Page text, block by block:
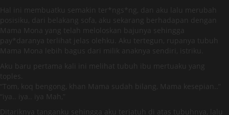
Hal ini membuatku semakin ter*ngs*ng, dan aku lalu merubah
posisiku, dari belakang sofa, aku sekarang berhadapan dengan
Mama Mona yang telah meloloskan bajunya sehingga
pay*daranya terlihat jelas olehku. Aku tertegun, rupanya tubuh
Mama Mona lebih bagus dari milik anaknya sendiri, istriku.
Aku baru pertama kali ini melihat tubuh ibu mertuaku yang
toples.
“Tom, koq bengong, khan Mama sudah bilang, Mama kesepian..”
“iya.. iya.. iya Mah,”
Ditariknya tanganku sehingga aku terjatuh di atas tubuhnya, lalu